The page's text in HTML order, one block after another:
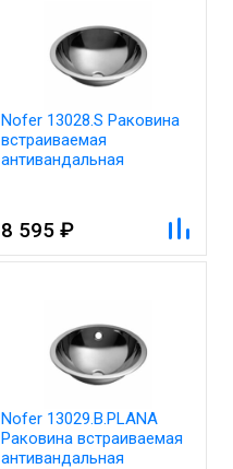
Nofer 13028.S Раковина
встраиваемая
антивандальная
8 595 ₽
Nofer 13029.B.PLANA
Раковина встраиваемая
антивандальная